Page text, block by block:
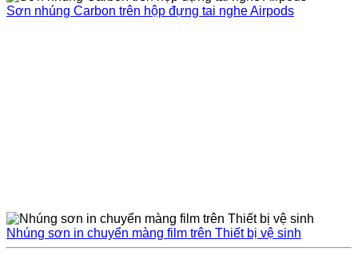
Sơn nhúng Carbon trên hộp đựng tai nghe Airpods
Nhúng sơn in chuyển màng film trên Thiết bị vệ sinh